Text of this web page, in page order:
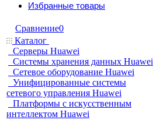
Избранные товары
Сравнение0
Каталог
Серверы Huawei
Системы хранения данных Huawei
Сетевое оборудование Huawei
Унифицированные системы
сетевого управления Huawei
Платформы с искусственным
интеллектом Huawei